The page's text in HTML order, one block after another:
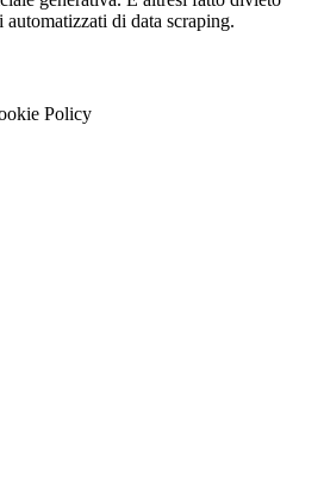
automatizzati di data scraping.
Policy